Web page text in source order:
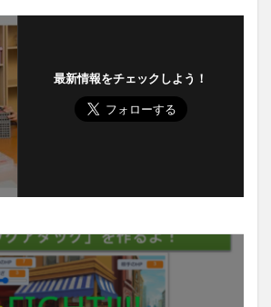
最新情報をチェックしよう！